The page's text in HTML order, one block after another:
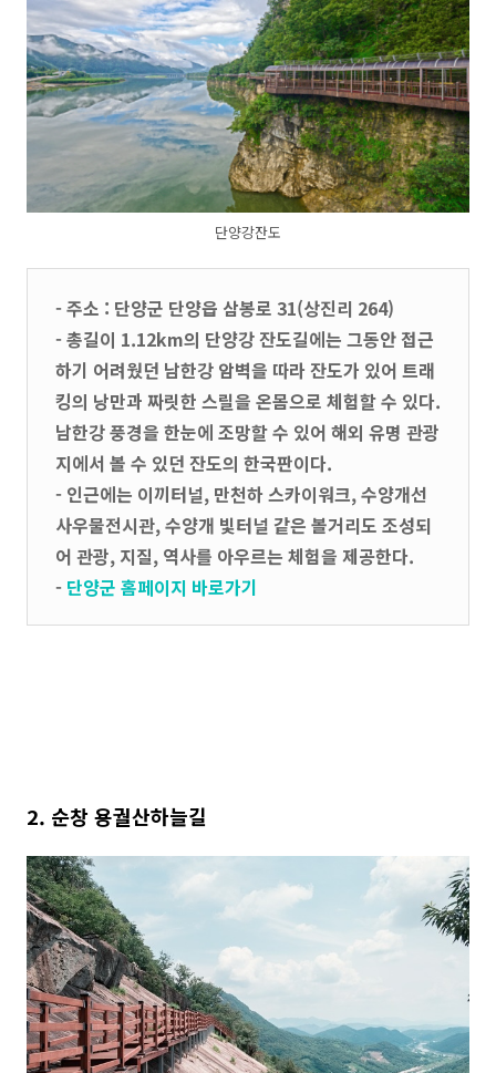
단양강잔도
- 주소 : 단양군 단양읍 삼봉로 31(상진리 264)
- 총길이 1.12km의 단양강 잔도길에는 그동안 접근
하기 어려웠던 남한강 암벽을 따라 잔도가 있어 트래
킹의 낭만과 짜릿한 스릴을 온몸으로 체험할 수 있다.
남한강 풍경을 한눈에 조망할 수 있어 해외 유명 관광
지에서 볼 수 있던 잔도의 한국판이다.
- 인근에는 이끼터널, 만천하 스카이워크, 수양개선
사우물전시관, 수양개 빛터널 같은 볼거리도 조성되
어 관광, 지질, 역사를 아우르는 체험을 제공한다.
- 단양군 홈페이지 바로가기
2. 순창 용궐산하늘길